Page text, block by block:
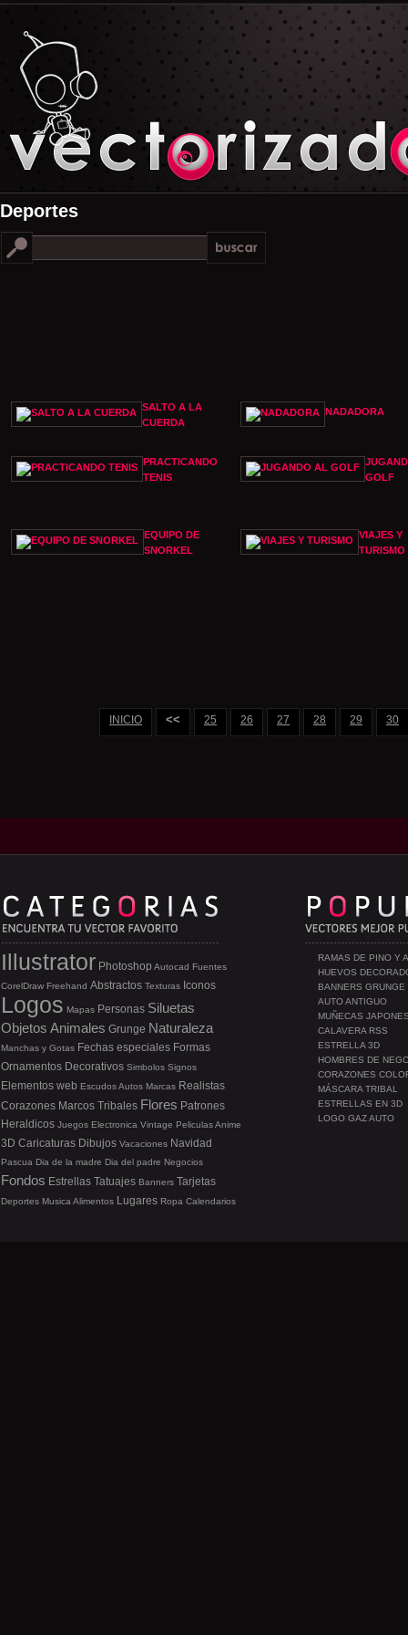
Deportes
SALTO A LA
CUERDA
NADADORA
PRACTICANDO
TENIS
GOLF
EQUIPO DE
SNORKEL
VIAJES Y
TURISMO
INICIO << 25 26 27 28 29 30
RAMAS DE PINO Y
HUEVOS
BANNERS GRUNGE
AUTO ANTIGUO
MUÑECAS
CALAVERA RSS
ESTRELLA 3D
HOMBRES DE
CORAZONES
MÁSCARA TRIBAL
ESTRELLAS EN 3D
LOGO GAZ AUTO
Illustrator Photoshop Autocad Fuentes
CorelDraw Freehand Abstractos Texturas Iconos
Logos Mapas Personas Siluetas
Objetos Animales Grunge Naturaleza
Manchas y Gotas Fechas especiales Formas
Ornamentos Decorativos Simbolos Signos
Elementos web EscudosAutos Marcas Realistas
Corazones Marcos Tribales Flores Patrones
Heraldicos Juegos Electronica Vintage PeliculasAnime
3D Caricaturas Dibujos Vacaciones Navidad
Pascua Dia de la madre Dia del padre Negocios
Fondos Estrellas Tatuajes Banners Tarjetas
Deportes Musica Alimentos Lugares Ropa Calendarios